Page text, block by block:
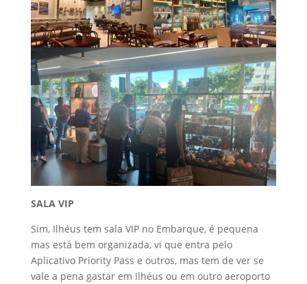
SALA VIP
Sim, Ilhéus tem sala VIP no Embarque, é pequena
mas está bem organizada, vi que entra pelo
Aplicativo Priority Pass e outros, mas tem de ver se
vale a pena gastar em Ilhéus ou em outro aeroporto